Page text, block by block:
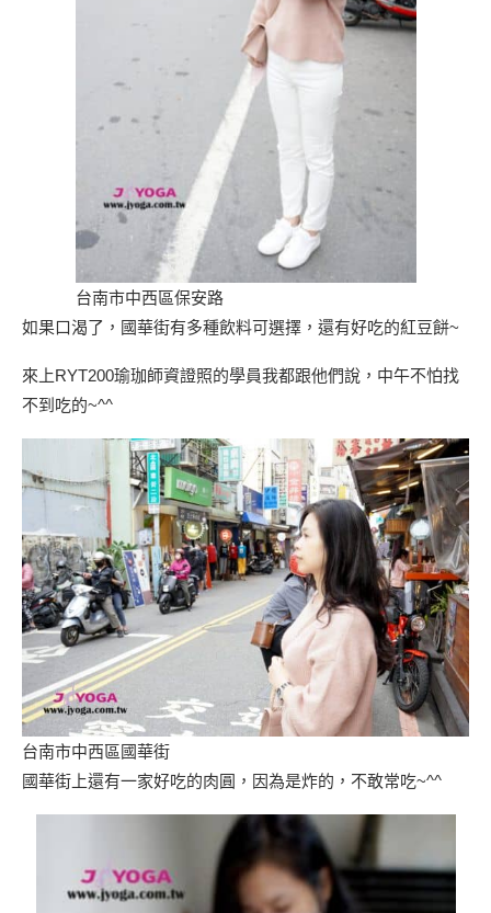
台南市中西區保安路
如果口渴了，國華街有多種飲料可選擇，還有好吃的紅豆餅~
來上RYT200瑜珈師資證照的學員我都跟他們說，中午不怕找
不到吃的~^^
台南市中西區國華街
國華街上還有一家好吃的肉圓，因為是炸的，不敢常吃~^^